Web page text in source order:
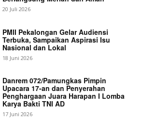
20 Juli 2026
PMII Pekalongan Gelar Audiensi
Terbuka, Sampaikan Aspirasi Isu
Nasional dan Lokal
18 Juni 2026
Danrem 072/Pamungkas Pimpin
Upacara 17-an dan Penyerahan
Penghargaan Juara Harapan I Lomba
Karya Bakti TNI AD
17 Juni 2026